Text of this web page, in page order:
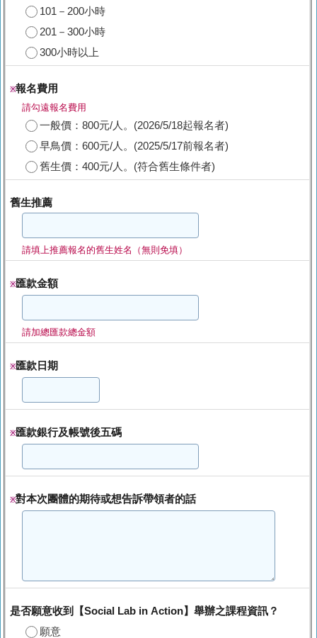
101－200小時
201－300小時
300小時以上
※報名費用
請勾遠報名費用
一般價：800元/人。(2026/5/18起報名者)
早鳥價：600元/人。(2025/5/17前報名者)
舊生價：400元/人。(符合舊生條件者)
舊生推薦
請填上推薦報名的舊生姓名（無則免填）
※匯款金額
請加總匯款總金額
※匯款日期
※匯款銀行及帳號後五碼
※對本次團體的期待或想告訴帶領者的話
是否願意收到【Social Lab in Action】舉辦之課程資訊？
願意